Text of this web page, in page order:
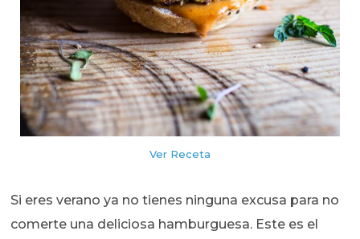
Ver Receta
Si eres verano ya no tienes ninguna excusa para no
comerte una deliciosa hamburguesa. Este es el